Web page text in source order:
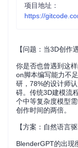
项目地址：
https://
【问题：当3D创作
你是否也曾遇到这
on脚本编写能力不
研，78%的设计师
碍。传统3D建模流
个中等复杂度模型
创作时间的两倍。
【方案：自然语言
BlenderGPT的出现